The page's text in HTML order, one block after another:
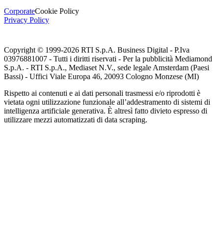
CorporateCookie Policy
Privacy Policy
Copyright © 1999-2026 RTI S.p.A. Business Digital - P.Iva
03976881007 - Tutti i diritti riservati - Per la pubblicità Mediamond
S.p.A. - RTI S.p.A., Mediaset N.V., sede legale Amsterdam (Paesi
Bassi) - Uffici Viale Europa 46, 20093 Cologno Monzese (MI)
Rispetto ai contenuti e ai dati personali trasmessi e/o riprodotti è
vietata ogni utilizzazione funzionale all’addestramento di sistemi di
intelligenza artificiale generativa. È altresì fatto divieto espresso di
utilizzare mezzi automatizzati di data scraping.